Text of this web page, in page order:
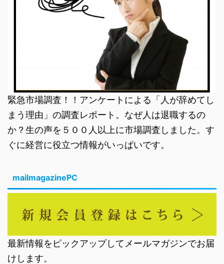
緊急市場調査！！アンケートによる「人が辞めてし
まう理由」の調査レポート。なぜ人は退職するの
か？生の声を５００人以上に市場調査しました。す
ぐに経営に役立つ情報がいっぱいです。
mailmagazinePC
最新情報をピックアップしてメールマガジンでお届
けします。